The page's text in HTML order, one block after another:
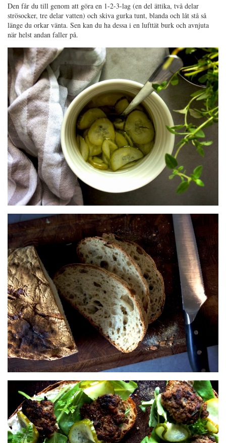
Den får du till genom att göra en 1-2-3-lag (en del ättika, två delar
strösocker, tre delar vatten) och skiva gurka tunt, blanda och låt stå så
länge du orkar vänta. Sen kan du ha dessa i en lufttät burk och avnjuta
när helst andan faller på.